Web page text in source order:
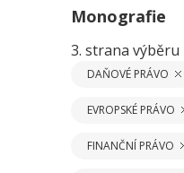
Monografie
3. strana výběru
DAŇOVÉ PRÁVO
EVROPSKÉ PRÁVO
FINANČNÍ PRÁVO